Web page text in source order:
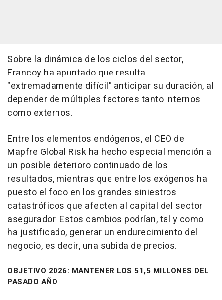
Sobre la dinámica de los ciclos del sector,
Francoy ha apuntado que resulta
"extremadamente difícil" anticipar su duración, al
depender de múltiples factores tanto internos
como externos.
Entre los elementos endógenos, el CEO de
Mapfre Global Risk ha hecho especial mención a
un posible deterioro continuado de los
resultados, mientras que entre los exógenos ha
puesto el foco en los grandes siniestros
catastróficos que afecten al capital del sector
asegurador. Estos cambios podrían, tal y como
ha justificado, generar un endurecimiento del
negocio, es decir, una subida de precios.
OBJETIVO 2026: MANTENER LOS 51,5 MILLONES DEL
PASADO AÑO